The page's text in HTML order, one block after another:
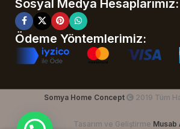
Sosyal Medya Hesaplarımız:
Ödeme Yöntemlerimiz:
Somya Home Concept 2019 Tüm
Tasarım ve Geliştirme Musab